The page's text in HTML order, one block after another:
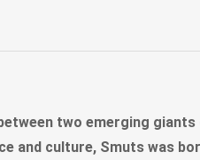
two emerging
and culture, Smuts was